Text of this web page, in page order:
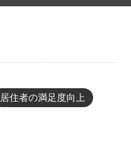
居住者の満足度向上